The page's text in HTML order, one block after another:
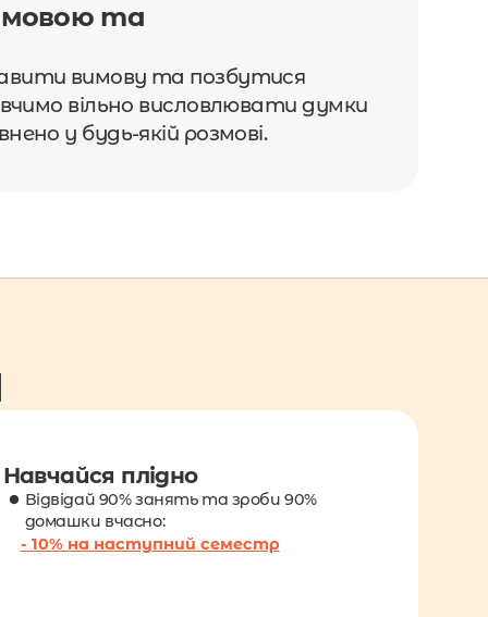
та
вимову та позбутися
вільно висловлювати думки
у будь-якій розмові.
Навчайся плідно
Відвідай 90% занять та зроби 90%
домашки вчасно:
- 10% на наступний семестр